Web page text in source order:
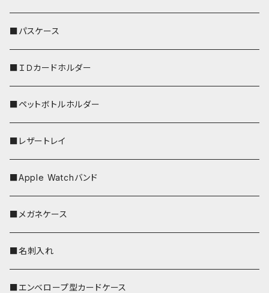
リールのみ
ストラップ付
■パスケース
■ＩＤカードホルダー
■ペットボトルホルダー
■レザートレイ
■Apple Watchバンド
■メガネケース
■名刺入れ
■エンベロープ型カードケース